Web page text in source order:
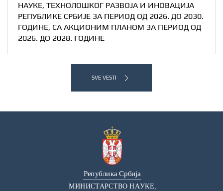
НАУКЕ, ТЕХНОЛОШКОГ РАЗВОЈА И ИНОВАЦИЈА
РЕПУБЛИКЕ СРБИЈЕ ЗА ПЕРИОД ОД 2026. ДО 2030.
ГОДИНЕ, СА АКЦИОНИМ ПЛАНОМ ЗА ПЕРИОД ОД
2026. ДО 2028. ГОДИНЕ
SVE VESTI